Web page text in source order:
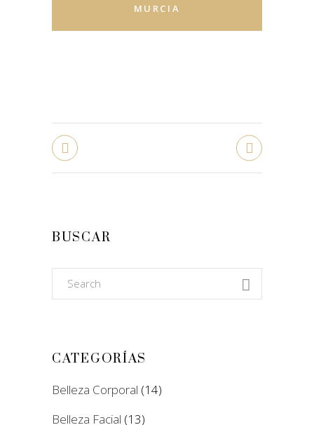
MURCIA
BUSCAR
Search
for:
CATEGORÍAS
Belleza Corporal (14)
Belleza Facial (13)